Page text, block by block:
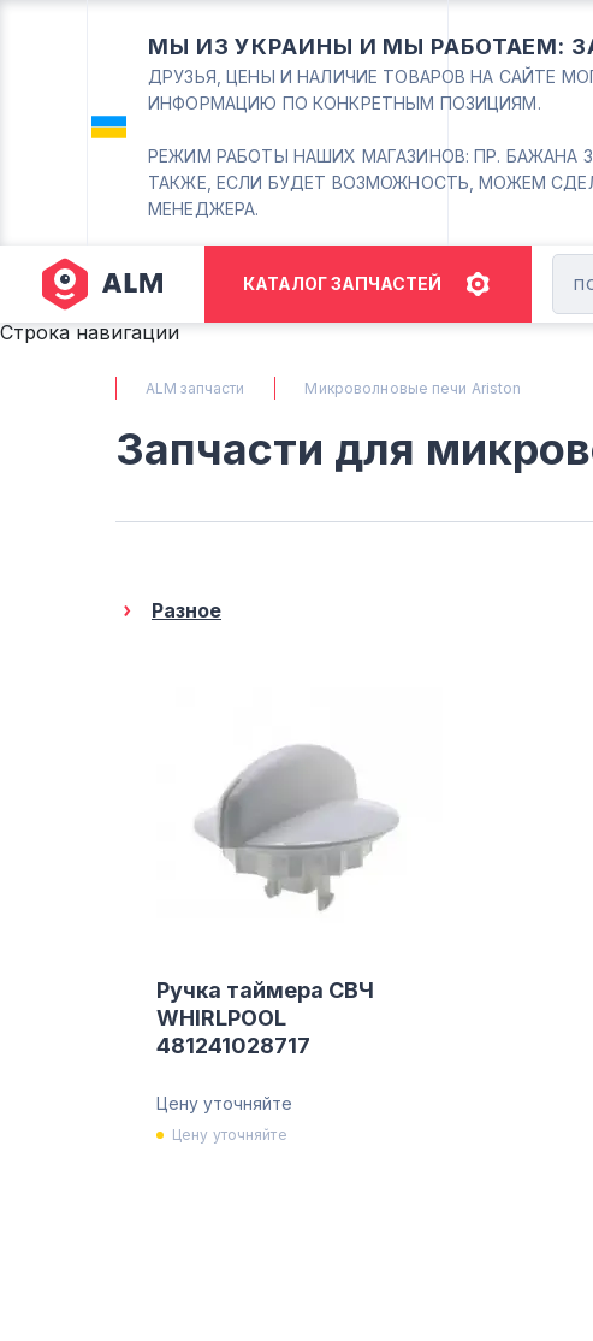
МЫ ИЗ УКРАИНЫ И МЫ РАБОТАЕМ:
ДРУЗЬЯ, ЦЕНЫ И НАЛИЧИЕ ТОВАРОВ НА САЙТЕ
ИНФОРМАЦИЮ ПО КОНКРЕТНЫМ ПОЗИЦИЯМ.
РЕЖИМ РАБОТЫ НАШИХ МАГАЗИНОВ: ПР. БАЖАНА
ТАКЖЕ, ЕСЛИ БУДЕТ ВОЗМОЖНОСТЬ, МОЖЕМ
МЕНЕДЖЕРА.
КАТАЛОГ ЗАПЧАСТЕЙ
Строка навигации
ALM запчасти Микроволновые печи Ariston
Запчасти для
Разное
Ручка таймера СВЧ
WHIRLPOOL
481241028717
Цену уточняйте
Цену уточняйте